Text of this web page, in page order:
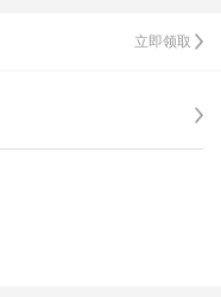
立即领取